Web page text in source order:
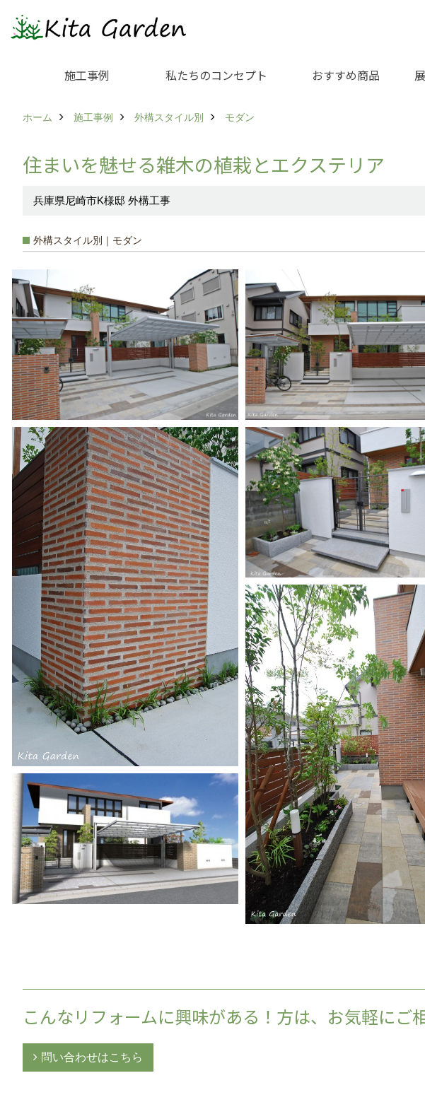
施工事例 私たちのコンセプト おすすめ商品
ホーム 施工事例 外構スタイル別 モダン
住まいを魅せる雑木の植栽とエクステリア
兵庫県尼崎市K様邸 外構工事
外構スタイル別｜モダン
こんなリフォームに興味がある！方は、お気軽にご
問い合わせはこちら